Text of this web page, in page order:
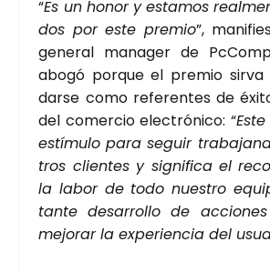
“Es un honor y esta­mos
dos por este pre­mio”,
gene­ral mana­ger de
abo­gó por­que el pre­mio
dar­se como refe­ren­tes de
del comer­cio elec­tró­ni­co: “
estí­mu­lo para seguir
tros clien­tes y sig­ni­fi­ca el
la labor de todo nues­tro
tan­te desa­rro­llo de
mejo­rar la expe­rien­cia del